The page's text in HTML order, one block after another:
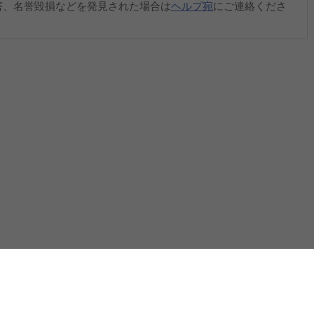
名誉毀損などを発見された場合はヘルプ宛にご連絡くださ